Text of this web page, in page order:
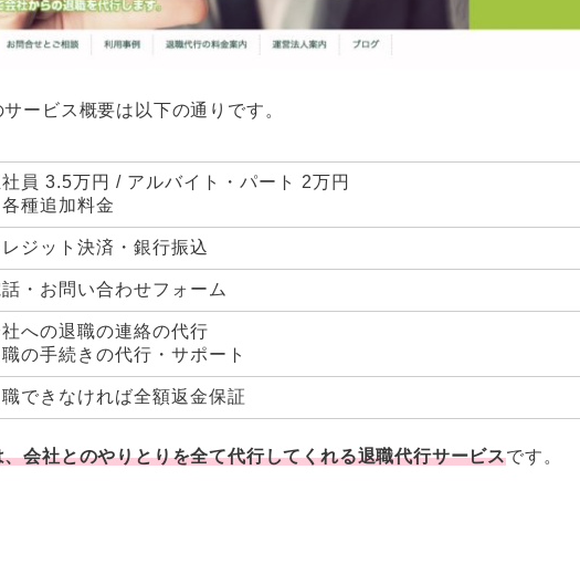
ービス概要は以下の通りです。
社員 3.5万円 / アルバイト・パート 2万円
各種追加料金
レジット決済・銀行振込
・お問い合わせフォーム
への退職の連絡の代行
の手続きの代行・サポート
できなければ全額返金保証
会社とのやりとりを全て代行してくれる退職代行サービスです。